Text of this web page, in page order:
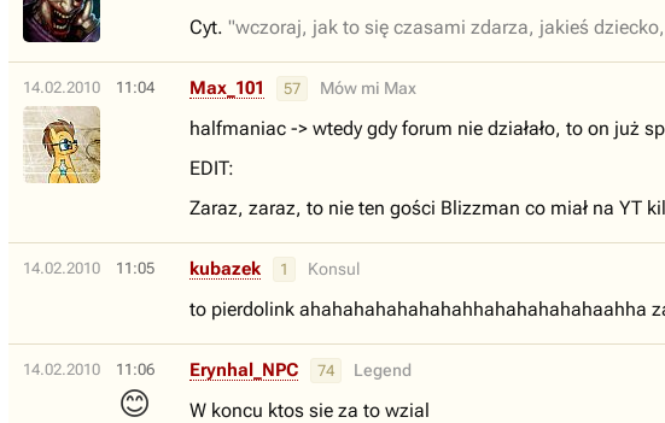
Cyt. "wczoraj, jak to się czasami zdarza, jakieś
14.02.2010 11:04 Max_101 57 Mów mi Max
halfmaniac -> wtedy gdy forum nie działało, to on już
EDIT:
Zaraz, zaraz, to nie ten gości Blizzman co miał na YT
14.02.2010 11:05 kubazek 1 Konsul
to pierdolink ahahahahahahahahhahahahahahaahha
14.02.2010 11:06
😊
Erynhal_NPC 74 Legend
W koncu ktos sie za to wzial